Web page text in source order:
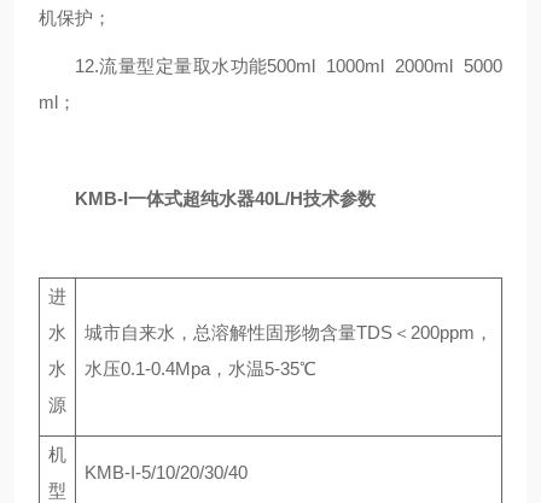
机保护；
12.流量型定量取水功能500ml 1000ml 2000ml 5000
ml；
KMB-I一体式超纯水器40L/H技术参数
进
水
水
源
城市自来水，总溶解性固形物含量TDS＜200ppm，
水压0.1-0.4Mpa，水温5-35℃
机
型
KMB-I-5/10/20/30/40